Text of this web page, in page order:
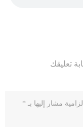
تعليقك
مشار إليها بـ *